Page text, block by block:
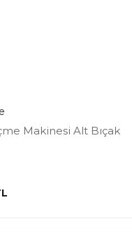
Makinesi Alt Bıçak